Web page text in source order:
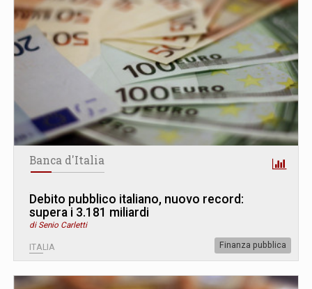
Banca d'Italia
Debito pubblico italiano, nuovo record:
supera i 3.181 miliardi
di Senio Carletti
ITALIA Finanza pubblica